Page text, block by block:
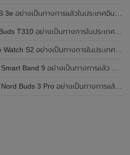
บตัดเสียงรบกวน ANC ที่ 30dB , ป้องกันฝุ่นและกันน้ำที่ระดับ IP54 , แบตเตอรี่สามารถใช้งานนานสูงสุด 36 ชั่วโมง
บตัดเสียงรบกวน ANC สูงสุด 46dB , เสียงรอบทิศทาง 360 องศา , แบตเตอรี่สามารถใช้งานได้นานสูงสุด 40 ชั่วโมง
จอแสดงผล AMOLED ขนาด 1.43 นิ้ว , แบตเตอรี่ขนาดใหญ่ใช้งานได้นาน 20 วัน และรองรับคำสั่งเสียง Super AI Engine ที่ขับเคลื่อนโดย ChatGPT
อ AMOLED ขนาด 1.62 นิ้ว , ตัวเรือนเป็นโลหะ และแบตเตอรี่สุดอึดสามารถใช้งานได้นานถึง 21 วัน
ตัดเสียงรบกวน (ANC) สามารถลดเสียงรบกวนได้ 49dB และแบตเตอรี่สุดอึดใช้งานได้นานสูงสุดถึง 44 ชั่วโมง